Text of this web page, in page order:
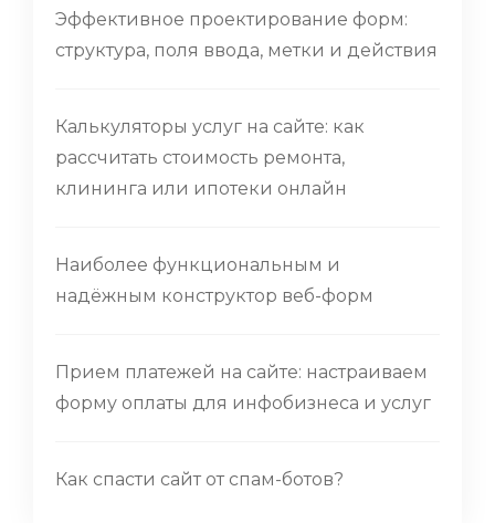
Эффективное проектирование форм:
структура, поля ввода, метки и действия
Калькуляторы услуг на сайте: как
рассчитать стоимость ремонта,
клининга или ипотеки онлайн
Наиболее функциональным и
надёжным конструктор веб-форм
Прием платежей на сайте: настраиваем
форму оплаты для инфобизнеса и услуг
Как спасти сайт от спам-ботов?